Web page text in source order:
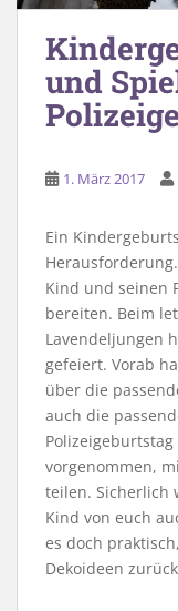
und
1. März 2017
Ein
Kind und seinen
bereiten. Beim
Lavendeljungen
gefeiert. Vorab
über die
auch die
vorgenommen,
teilen. Sicherlich
Kind von euch
es doch
Dekoideen